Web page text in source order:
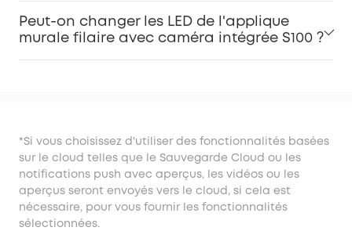
Peut-on changer les LED de l'applique
murale filaire avec caméra intégrée S100 ?
*Si vous choisissez d'utiliser des fonctionnalités basées
sur le cloud telles que le Sauvegarde Cloud ou les
notifications push avec aperçus, les vidéos ou les
aperçus seront envoyés vers le cloud, si cela est
nécessaire, pour vous fournir les fonctionnalités
sélectionnées.